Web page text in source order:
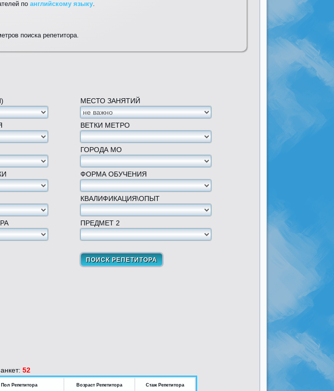
по английскому языку.
поиска репетитора.
МЕСТО ЗАНЯТИЙ
ВЕТКИ МЕТРО
ГОРОДА МО
ФОРМА ОБУЧЕНИЯ
КВАЛИФИКАЦИЯ\ОПЫТ
ПРЕДМЕТ 2
52
Пол Репетитора Возраст Репетитора Стаж Репетитора